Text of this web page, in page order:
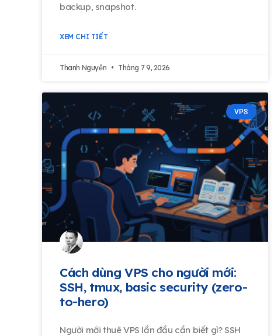
backup, snapshot.
XEM CHI TIẾT
Thanh Nguyễn Tháng 7 9, 2026
VPS
Cách dùng VPS cho người mới:
SSH, tmux, basic security (zero-
to-hero)
Người mới thuê VPS lần đầu cần biết gì? SSH